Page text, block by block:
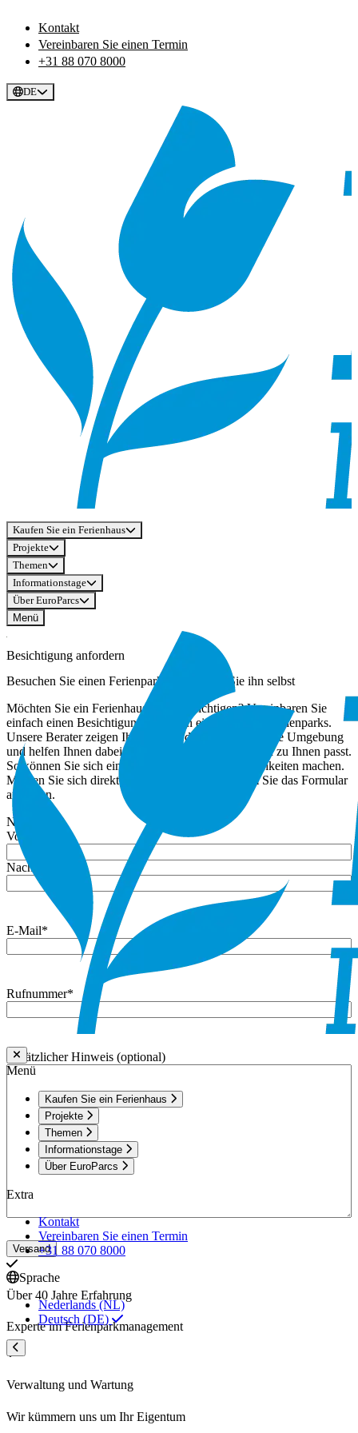
Kontakt
Vereinbaren Sie einen Termin
+31 88 070 8000
DE
Kaufen Sie ein Ferienhaus
Projekte
Themen
Informationstage
Über EuroParcs
Menü
Menü
Kaufen Sie ein Ferienhaus
Projekte
Themen
Informationstage
Über EuroParcs
Extra
Kontakt
Vereinbaren Sie einen Termin
+31 88 070 8000
Sprache
Nederlands (NL)
Deutsch (DE)
Besichtigung anfordern
Besuchen Sie einen Ferienpark und erleben Sie ihn selbst
Möchten Sie ein Ferienhaus selbst besichtigen? Vereinbaren Sie
einfach einen Besichtigungstermin in einem unserer Ferienparks.
Unsere Berater zeigen Ihnen gerne die Häuser und ihre Umgebung
und helfen Ihnen dabei, zu überlegen, was am besten zu Ihnen passt.
So können Sie sich ein klares Bild von den Möglichkeiten machen.
Melden Sie sich direkt für einen Termin an, indem Sie das Formular
ausfüllen.
Name
Vorname
Nachname
E-Mail*
Rufnummer*
Zusätzlicher Hinweis (optional)
Versand
Über 40 Jahre Erfahrung
Experte im Ferienparkmanagement
Verwaltung und Wartung
Wir kümmern uns um Ihr Eigentum